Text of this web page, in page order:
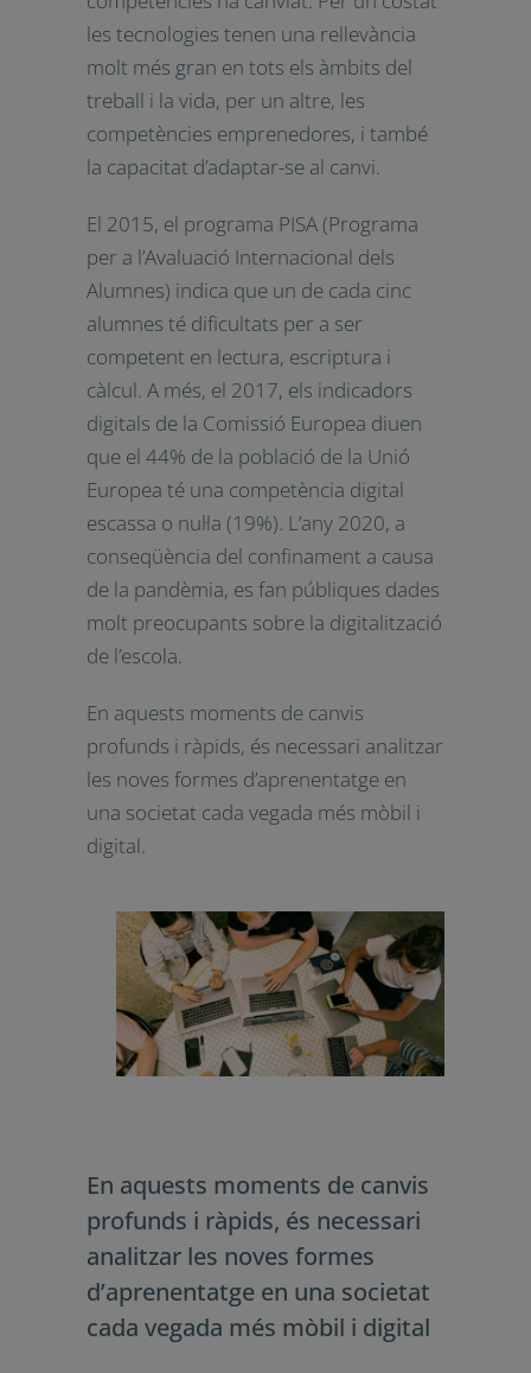
les competències.
En l’actualitat els requisits pel que fa a
competències ha canviat. Per un
costat les tecnologies tenen una
rellevància molt més gran en tots els
àmbits del treball i la vida, per un
altre, les competències
emprenedores, i també la capacitat
d’adaptar-se al canvi.
El 2015, el programa PISA (Programa
per a l’Avaluació Internacional dels
Alumnes) indica que un de cada cinc
alumnes té dificultats per a ser
competent en lectura, escriptura i
càlcul. A més, el 2017, els indicadors
digitals de la Comissió Europea diuen
que el 44% de la població de la Unió
Europea té una competència digital
conseqüència del confinament a
causa de la pandèmia, es fan
públiques dades molt preocupants
sobre la digitalització de l’escola.
En aquests moments de canvis
analitzar les noves formes
d’aprenentatge en una societat cada
vegada més mòbil i digital.
En aquests moments de canvis